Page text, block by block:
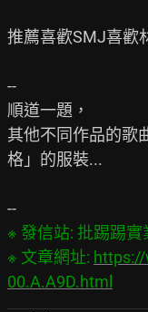
推薦喜歡SMJ喜歡
--
順道一題，
其他不同作品的歌
格」的服裝...
※ 發信站: 批踢踢
※ 文章網址:
00.A.A9D.html